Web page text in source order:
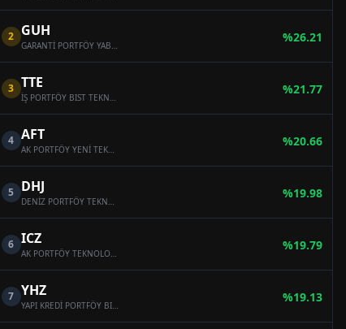
2 GUH
GARANTİ PORTFÖY YABANCI TEKNOLOJİ HİSSE SENEDİ FONU
%26.21
3 TTE
İŞ PORTFÖY BIST TEKNOLOJİ AĞIRLIK SINIRLAMALI ENDEKSİ HİSSE SENEDİ (TL) FONU (HİSSE SENEDİ YOĞUN FON)
%21.77
4 AFT
AK PORTFÖY YENİ TEKNOLOJİLER YABANCI HİSSE SENEDİ FONU
%20.66
5 DHJ
DENİZ PORTFÖY TEKNOLOJİ ŞİRKETLERİ HİSSE SENEDİ FONU (HİSSE SENEDİ YOĞUN FON)
%19.98
6 ICZ
AK PORTFÖY TEKNOLOJİ ŞİRKETLERİ HİSSE SENEDİ (TL) FONU (HİSSE SENEDİ YOĞUN FON)
%19.79
7 YHZ
YAPI KREDİ PORTFÖY BIST TEKNOLOJİ AĞIRLIK SINIRLAMALI ENDEKSİ HİSSE SENEDİ FONU ( HİSSE SENEDİ YOĞUN FON)
%19.13